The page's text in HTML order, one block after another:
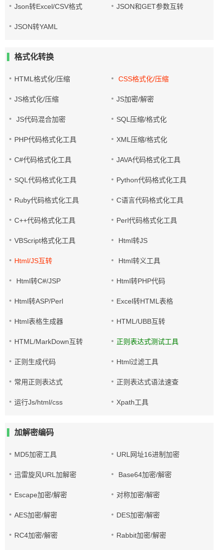
Json转Excel/CSV格式 JSON和GET参数互转
JSON转YAML
格式化转换
HTML格式化/压缩 CSS格式化/压缩
JS格式化/压缩 JS加密/解密
JS代码混合加密 SQL压缩/格式化
PHP代码格式化工具 XML压缩/格式化
C#代码格式化工具 JAVA代码格式化工具
SQL代码格式化工具 Python代码格式化工具
Ruby代码格式化工具 C语言代码格式化工具
C++代码格式化工具 Perl代码格式化工具
VBScript格式化工具 Html转JS
Html/JS互转 Html转义工具
Html转C#/JSP Html转PHP代码
Html转ASP/Perl Excel转HTML表格
Html表格生成器 HTML/UBB互转
HTML/MarkDown互转 正则表达式测试工具
正则生成代码 Html过滤工具
常用正则表达式 正则表达式语法速查
运行Js/html/css Xpath工具
加解密编码
MD5加密工具 URL网址16进制加密
迅雷旋风URL加解密 Base64加密/解密
Escape加密/解密 对称加密/解密
AES加密/解密 DES加密/解密
RC4加密/解密 Rabbit加密/解密